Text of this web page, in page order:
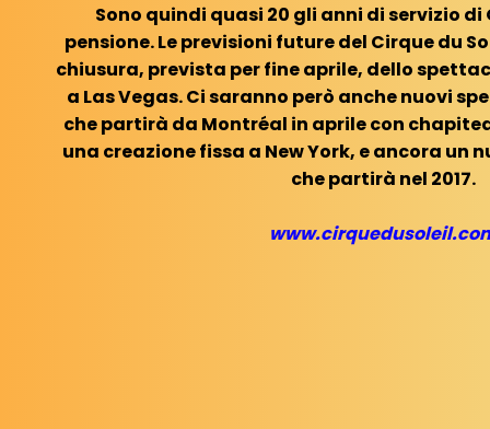
Sono quindi quasi 20 gli anni di servizio di
pensione. Le previsioni future del Cirque du
chiusura, prevista per fine aprile, dello
a Las Vegas. Ci saranno però anche nuovi
che partirà da Montréal in aprile con
una creazione fissa a New York, e ancora un
che partirà nel 2017.